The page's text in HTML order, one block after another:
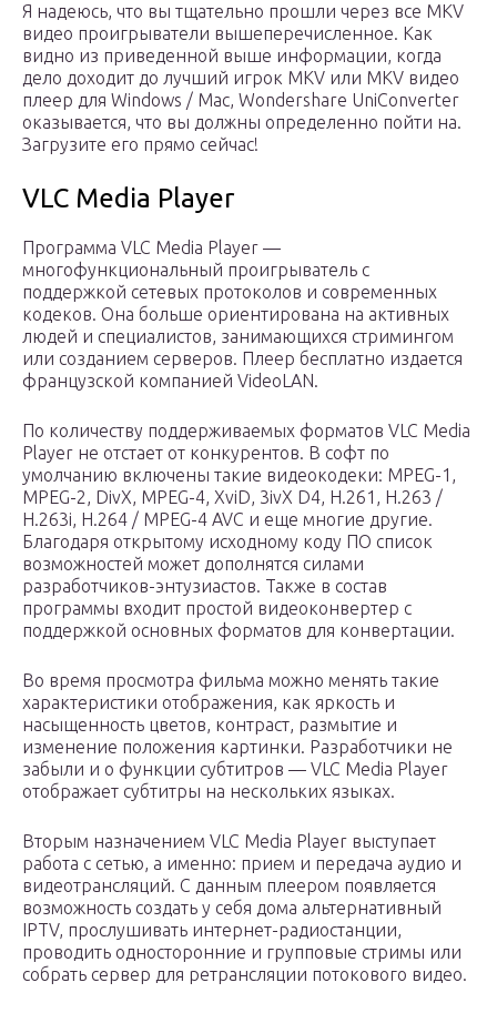
Я надеюсь, что вы тщательно прошли через все MKV
видео проигрыватели вышеперечисленное. Как
видно из приведенной выше информации, когда
дело доходит до лучший игрок MKV или MKV видео
плеер для Windows / Mac, Wondershare UniConverter
оказывается, что вы должны определенно пойти на.
Загрузите его прямо сейчас!
VLC Media Player
Программа VLC Media Player —
многофункциональный проигрыватель с
поддержкой сетевых протоколов и современных
кодеков. Она больше ориентирована на активных
людей и специалистов, занимающихся стримингом
или созданием серверов. Плеер бесплатно издается
французской компанией VideoLAN.
По количеству поддерживаемых форматов VLC Media
Player не отстает от конкурентов. В софт по
умолчанию включены такие видеокодеки: MPEG-1,
MPEG-2, DivX, MPEG-4, XviD, 3ivX D4, H.261, H.263 /
H.263i, H.264 / MPEG-4 AVC и еще многие другие.
Благодаря открытому исходному коду ПО список
возможностей может дополнятся силами
разработчиков-энтузиастов. Также в состав
программы входит простой видеоконвертер с
поддержкой основных форматов для конвертации.
Во время просмотра фильма можно менять такие
характеристики отображения, как яркость и
насыщенность цветов, контраст, размытие и
изменение положения картинки. Разработчики не
забыли и о функции субтитров — VLC Media Player
отображает субтитры на нескольких языках.
Вторым назначением VLC Media Player выступает
работа с сетью, а именно: прием и передача аудио и
видеотрансляций. С данным плеером появляется
возможность создать у себя дома альтернативный
IPTV, прослушивать интернет-радиостанции,
проводить односторонние и групповые стримы или
собрать сервер для ретрансляции потокового видео.